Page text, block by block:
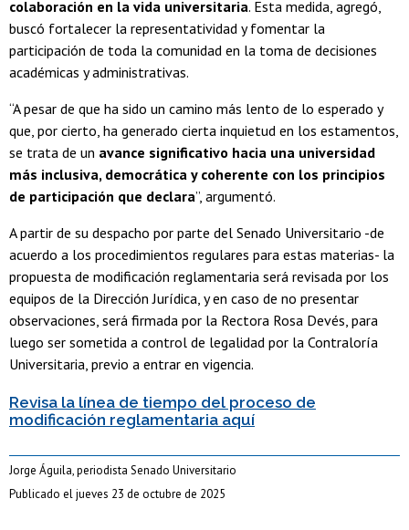
colaboración en la vida universitaria. Esta medida, agregó,
buscó fortalecer la representatividad y fomentar la
participación de toda la comunidad en la toma de decisiones
académicas y administrativas.
“A pesar de que ha sido un camino más lento de lo esperado y
que, por cierto, ha generado cierta inquietud en los estamentos,
se trata de un avance significativo hacia una universidad
más inclusiva, democrática y coherente con los principios
de participación que declara”, argumentó.
A partir de su despacho por parte del Senado Universitario -de
acuerdo a los procedimientos regulares para estas materias- la
propuesta de modificación reglamentaria será revisada por los
equipos de la Dirección Jurídica, y en caso de no presentar
observaciones, será firmada por la Rectora Rosa Devés, para
luego ser sometida a control de legalidad por la Contraloría
Universitaria, previo a entrar en vigencia.
Revisa la línea de tiempo del proceso de
modificación reglamentaria aquí
Jorge Águila, periodista Senado Universitario
Publicado el jueves 23 de octubre de 2025